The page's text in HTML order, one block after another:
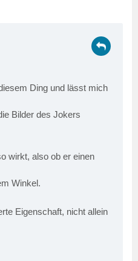
Ding und lässt mich
Bilder des Jokers
wirkt, also ob er einen
Winkel.
Eigenschaft, nicht allein